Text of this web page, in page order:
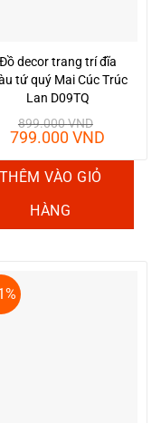
Đồ decor trang trí đĩa
tứ quý Mai Cúc Trúc
Lan D09TQ
899.000VND
Giá
là:
899.000 VND.
799.000VND
THÊM VÀO GIỎ
HÀNG